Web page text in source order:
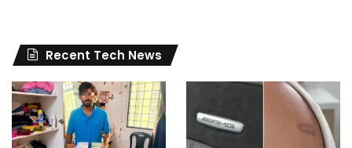
Recent Tech News